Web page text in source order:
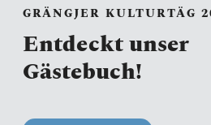
GRÄNGJER KULTURTÄG
Entdeckt unser
Gästebuch!